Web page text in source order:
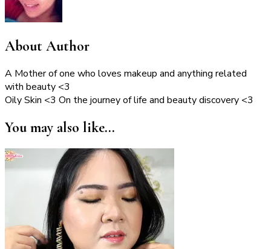
About Author
A Mother of one who loves makeup and anything related
with beauty <3
Oily Skin <3 On the journey of life and beauty discovery <3
You may also like...